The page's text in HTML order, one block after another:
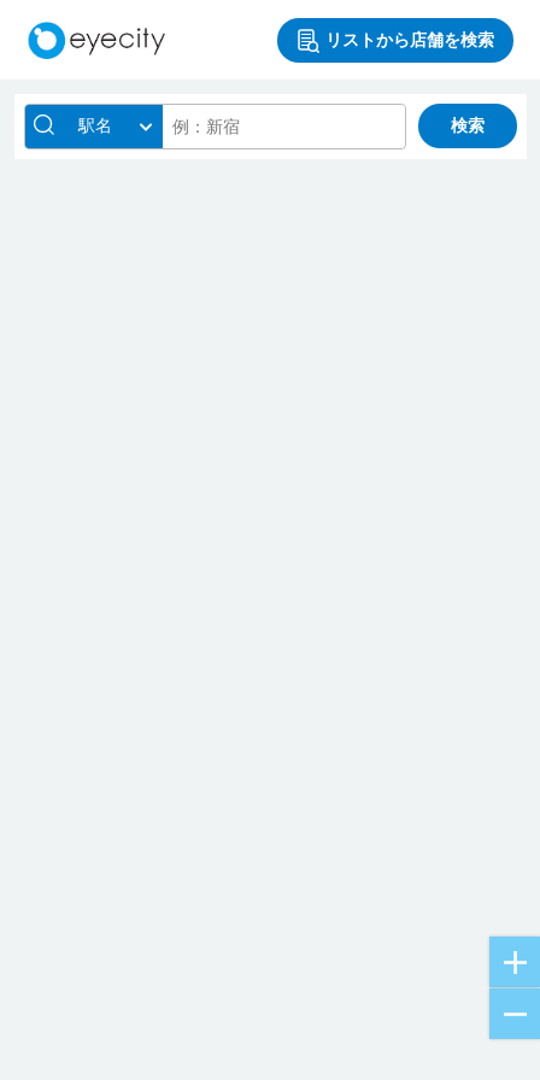
リストから店舗を検索
駅名 検索